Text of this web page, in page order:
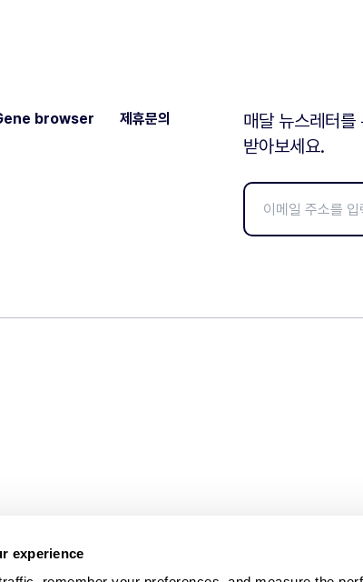
experience
browser 제휴문의
매달 뉴스레터를
받아보세요.